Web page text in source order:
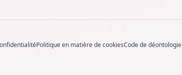
Politique en matière de cookiesCode de déontologie